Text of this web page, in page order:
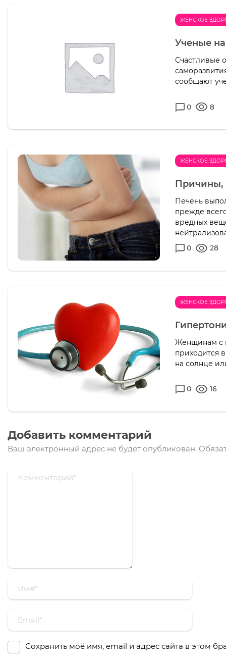
ЖЕНСКОЕ
Ученые
Счастливые
сообщают
0 8
ЖЕНСКОЕ
Причины,
Печень
прежде
вредных
0
28
ЖЕНСКОЕ
Женщинам с
приходится
на солнце
0 16
Добавить комментарий
Ваш электронный адрес не будет опубликован.
Сохранить моё имя, email и адрес сайта в этом